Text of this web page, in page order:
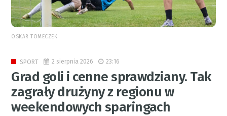
OSKAR TOMECZEK
SPORT 2 sierpnia 2026 23:16
Grad goli i cenne sprawdziany. Tak
zagrały drużyny z regionu w
weekendowych sparingach